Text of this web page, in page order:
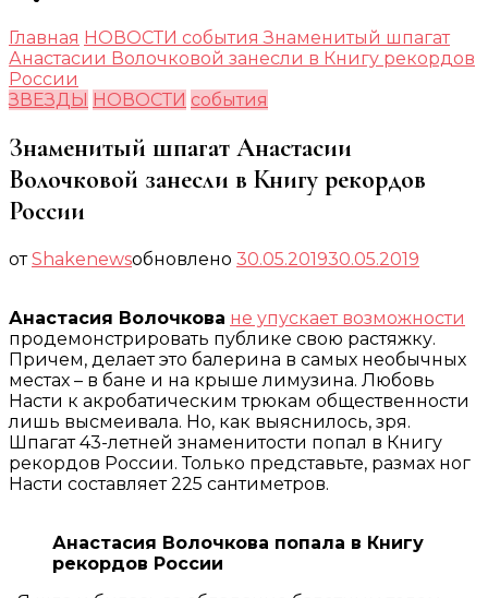
Главная НОВОСТИ событияЗнаменитый шпагат
Анастасии Волочковой занесли в Книгу рекордов
России
ЗВЕЗДЫ НОВОСТИ события
Знаменитый шпагат Анастасии
Волочковой занесли в Книгу рекордов
России
отShakenewsобновлено 30.05.201930.05.2019
Анастасия Волочкова не упускает возможности
продемонстрировать публике свою растяжку.
Причем, делает это балерина в самых необычных
местах – в бане и на крыше лимузина. Любовь
Насти к акробатическим трюкам общественности
лишь высмеивала. Но, как выяснилось, зря.
Шпагат 43-летней знаменитости попал в Книгу
рекордов России. Только представьте, размах ног
Насти составляет 225 сантиметров.
Анастасия Волочкова попала в Книгу
рекордов России